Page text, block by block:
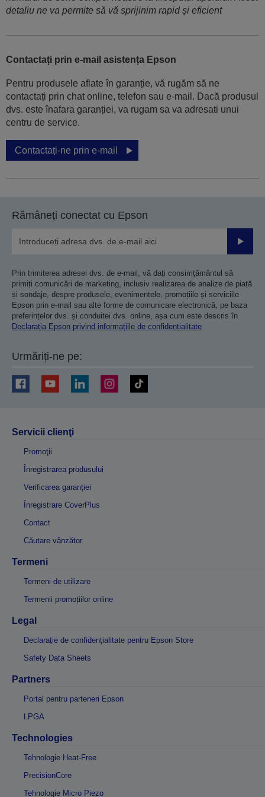
detaliu ne va permite să vă sprijinim rapid și eficient
Contactați prin e-mail asistența Epson
Pentru produsele aflate în garanție, vă rugăm să ne
contactați prin chat online, telefon sau e-mail. Dacă produsul
dvs. este înafara garanției, va rugam sa va adresati unui
centru de service.
Contactați-ne prin e-mail
Rămâneți conectat cu Epson
Prin trimiterea adresei dvs. de e-mail, vă dați consimțământul să
primiți comunicări de marketing, inclusiv realizarea de analize de piață
și sondaje, despre produsele, evenimentele, promoțiile și serviciile
Epson prin e-mail sau alte forme de comunicare electronică, pe baza
preferințelor dvs. și conduitei dvs. online, așa cum este descris în
Declarația Epson privind informațiile de confidențialitate
Urmăriți-ne pe:
Servicii clienţi
Promoţii
Înregistrarea produsului
Verificarea garanției
Înregistrare CoverPlus
Contact
Căutare vânzător
Termeni
Termeni de utilizare
Termenii promoțiilor online
Legal
Declarație de confidențialitate pentru Epson Store
Safety Data Sheets
Partners
Portal pentru parteneri Epson
LPGA
Technologies
Tehnologie Heat-Free
PrecisionCore
Tehnologie Micro Piezo